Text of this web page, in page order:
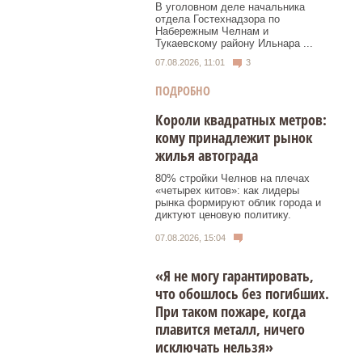
В уголовном деле начальника
отдела Гостехнадзора по
Набережным Челнам и
Тукаевскому району Ильнара ...
07.08.2026, 11:01 3
ПОДРОБНО
Короли квадратных метров:
кому принадлежит рынок
жилья автограда
80% стройки Челнов на плечах
«четырех китов»: как лидеры
рынка формируют облик города и
диктуют ценовую политику.
07.08.2026, 15:04
«Я не могу гарантировать,
что обошлось без погибших.
При таком пожаре, когда
плавится металл, ничего
исключать нельзя»